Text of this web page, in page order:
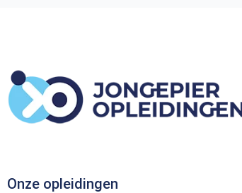
Onze opleidingen